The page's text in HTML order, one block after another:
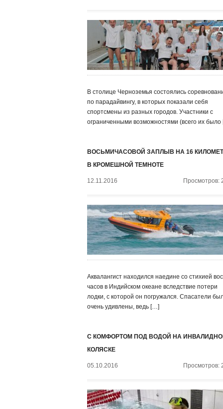
В столице Черноземья состоялись
по парадайвингу, в которых показали себя
спортсмены из разных городов. Участники с
ограниченными возможностями (всего их
ВОСЬМИЧАСОВОЙ ЗАПЛЫВ НА 16
В КРОМЕШНОЙ ТЕМНОТЕ
12.11.2016 Просмотров:
Аквалангист находился наедине со стихией
часов в Индийском океане вследствие потери
лодки, с которой он погружался. Спасатели
очень удивлены, ведь […]
С КОМФОРТОМ ПОД ВОДОЙ НА
КОЛЯСКЕ
05.10.2016 Просмотров: